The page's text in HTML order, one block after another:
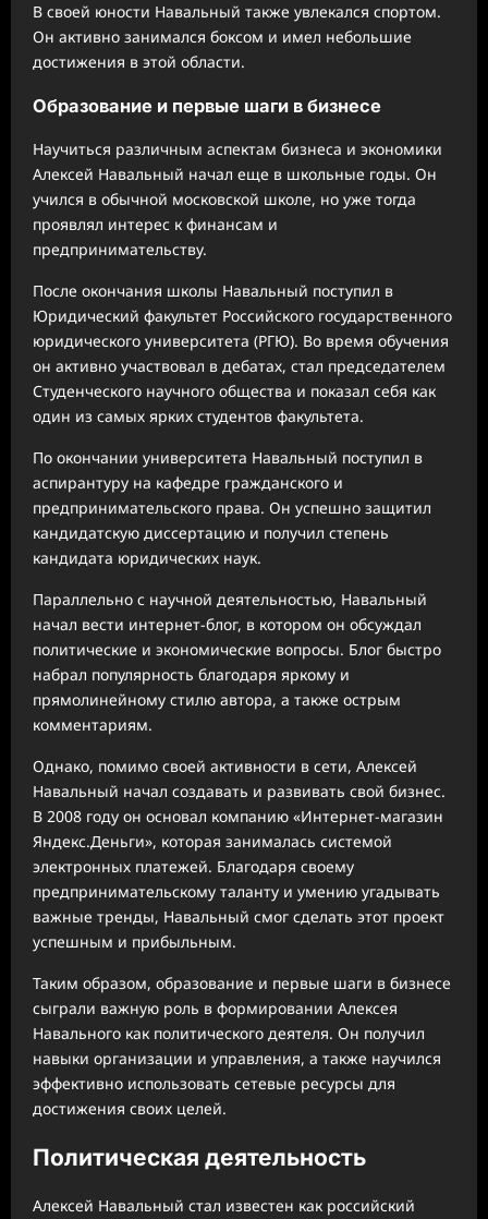
В своей юности Навальный также увлекался спортом.
Он активно занимался боксом и имел небольшие
достижения в этой области.
Образование и первые шаги в бизнесе
Научиться различным аспектам бизнеса и экономики
Алексей Навальный начал еще в школьные годы. Он
учился в обычной московской школе, но уже тогда
проявлял интерес к финансам и
предпринимательству.
После окончания школы Навальный поступил в
Юридический факультет Российского государственного
юридического университета (РГЮ). Во время обучения
он активно участвовал в дебатах, стал председателем
Студенческого научного общества и показал себя как
один из самых ярких студентов факультета.
По окончании университета Навальный поступил в
аспирантуру на кафедре гражданского и
предпринимательского права. Он успешно защитил
кандидатскую диссертацию и получил степень
кандидата юридических наук.
Параллельно с научной деятельностью, Навальный
начал вести интернет-блог, в котором он обсуждал
политические и экономические вопросы. Блог быстро
набрал популярность благодаря яркому и
прямолинейному стилю автора, а также острым
комментариям.
Однако, помимо своей активности в сети, Алексей
Навальный начал создавать и развивать свой бизнес.
В 2008 году он основал компанию «Интернет-магазин
Яндекс.Деньги», которая занималась системой
электронных платежей. Благодаря своему
предпринимательскому таланту и умению угадывать
важные тренды, Навальный смог сделать этот проект
успешным и прибыльным.
Таким образом, образование и первые шаги в бизнесе
сыграли важную роль в формировании Алексея
Навального как политического деятеля. Он получил
навыки организации и управления, а также научился
эффективно использовать сетевые ресурсы для
достижения своих целей.
Политическая деятельность
Алексей Навальный стал известен как российский